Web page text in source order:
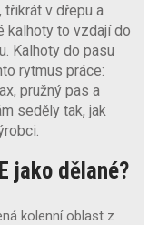
v dřepu a
kalhoty to vzdají do
Kalhoty do pasu
rytmus práce:
pružný pas a
seděly tak, jak
jako dělané?
kolenní oblast z